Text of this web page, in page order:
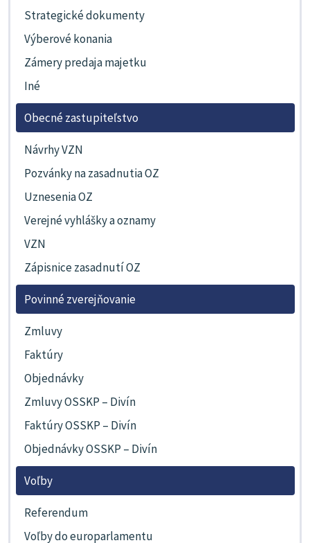
Strategické dokumenty
Výberové konania
Zámery predaja majetku
Iné
Obecné zastupiteľstvo
Návrhy VZN
Pozvánky na zasadnutia OZ
Uznesenia OZ
Verejné vyhlášky a oznamy
VZN
Zápisnice zasadnutí OZ
Povinné zverejňovanie
Zmluvy
Faktúry
Objednávky
Zmluvy OSSKP – Divín
Faktúry OSSKP – Divín
Objednávky OSSKP – Divín
Voľby
Referendum
Voľby do europarlamentu